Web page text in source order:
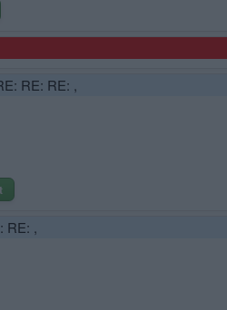
RE: RE: ,
RE: ,